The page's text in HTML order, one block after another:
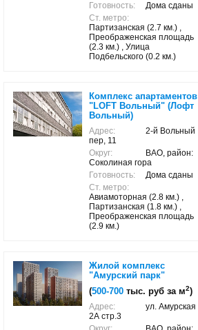
Готовность:
Дома сданы
Ст. метро:
Партизанская (2.7 км.) ,
Преображенская площадь
(2.3 км.) , Улица
Подбельского (0.2 км.)
Комплекс апартаментов
"LOFT Вольный" (Лофт
Вольный)
Адрес:
2-й Вольный
пер, 11
Округ:
ВАО, район:
Соколиная гора
Готовность:
Дома сданы
Ст. метро:
Авиамоторная (2.8 км.) ,
Партизанская (1.8 км.) ,
Преображенская площадь
(2.9 км.)
Жилой комплекс
"Амурский парк"
(500-700 тыс. руб за м2)
Адрес:
ул. Амурская
2А стр.3